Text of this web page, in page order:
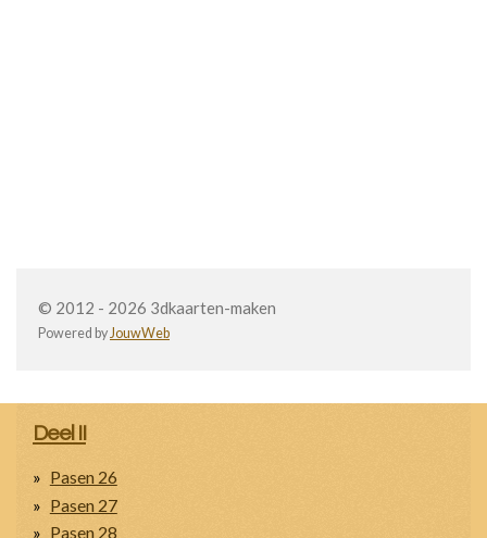
© 2012 - 2026 3dkaarten-maken
Powered byJouwWeb
Deel II
Pasen 26
Pasen 27
Pasen 28